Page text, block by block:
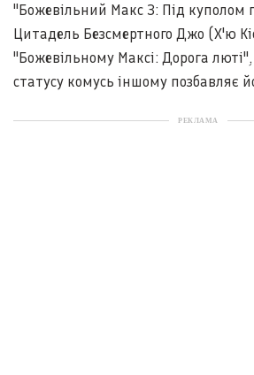
"Божевільний Макс 3: Під куполом
Цитадель Безсмертного Джо (Х'ю
"Божевільному Максі: Дорога люті",
статусу комусь іншому позбавляє
РЕКЛАМА